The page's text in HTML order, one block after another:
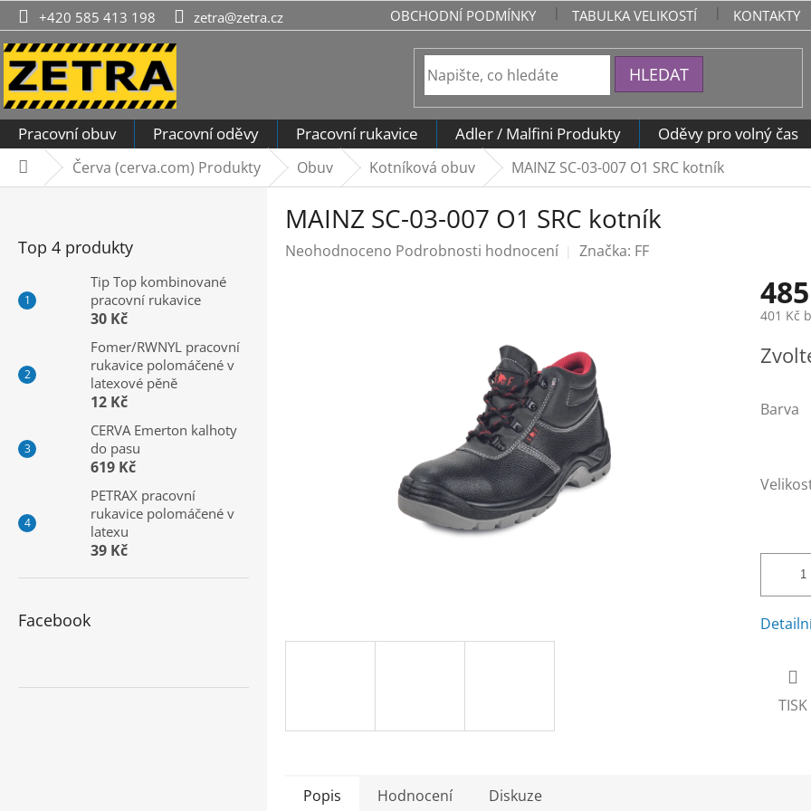
Přejít
na
obsah
+420 585 413 198 zetra@zetra.cz OBCHODNÍ PODMÍNKY TABULKA VELIKOSTÍ KONTAKTY
HLEDAT
Pracovní obuv Pracovní oděvy Pracovní rukavice Adler / Malfini Produkty Oděvy pro volný čas
DomůČerva (cerva.com) Produkty Obuv Kotníková obuv MAINZ SC-03-007 O1 SRC kotník
Top 4 produkty
Tip Top kombinované
pracovní rukavice
30 Kč
Fomer/RWNYL pracovní
rukavice polomáčené v
latexové pěně
12 Kč
CERVA Emerton kalhoty
do pasu
619 Kč
PETRAX pracovní
rukavice polomáčené v
latexu
39 Kč
Facebook
MAINZ SC-03-007 O1 SRC kotník
Průměrné
Neohodnoceno Podrobnosti hodnocení Značka: FF
401 Kč
cena:
Barva
TISK
Popis Hodnocení Diskuze